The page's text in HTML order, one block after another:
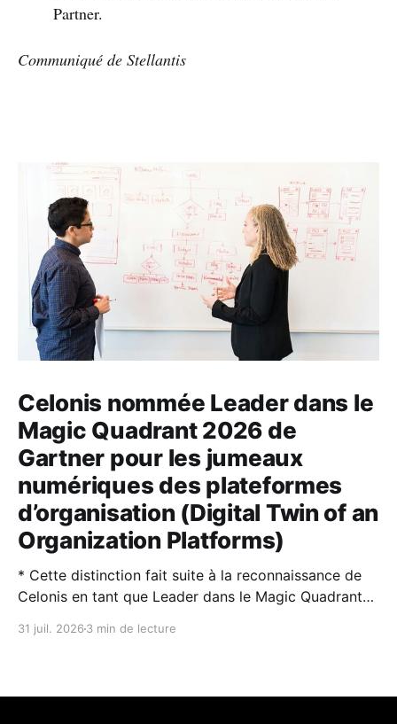
Partner.
Communiqué de Stellantis
Celonis nommée Leader dans le
Magic Quadrant 2026 de
Gartner pour les jumeaux
numériques des plateformes
d’organisation (Digital Twin of an
Organization Platforms)
* Cette distinction fait suite à la reconnaissance de
Celonis en tant que Leader dans le Magic Quadrant™
jumeaux numériques d’organisation (DTO) et
31 juil. 2026 3 min de lecture